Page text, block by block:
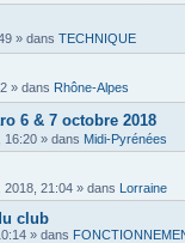
» dans TECHNIQUE
» dans Rhône-Alpes
6 & 7 octobre 2018
16:20 » dans Midi-Pyrénées
2018, 21:04 » dans Lorraine
club
» dans